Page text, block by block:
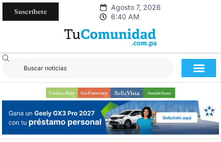
Suscríbete
Agosto 7, 2026
6:40 AM